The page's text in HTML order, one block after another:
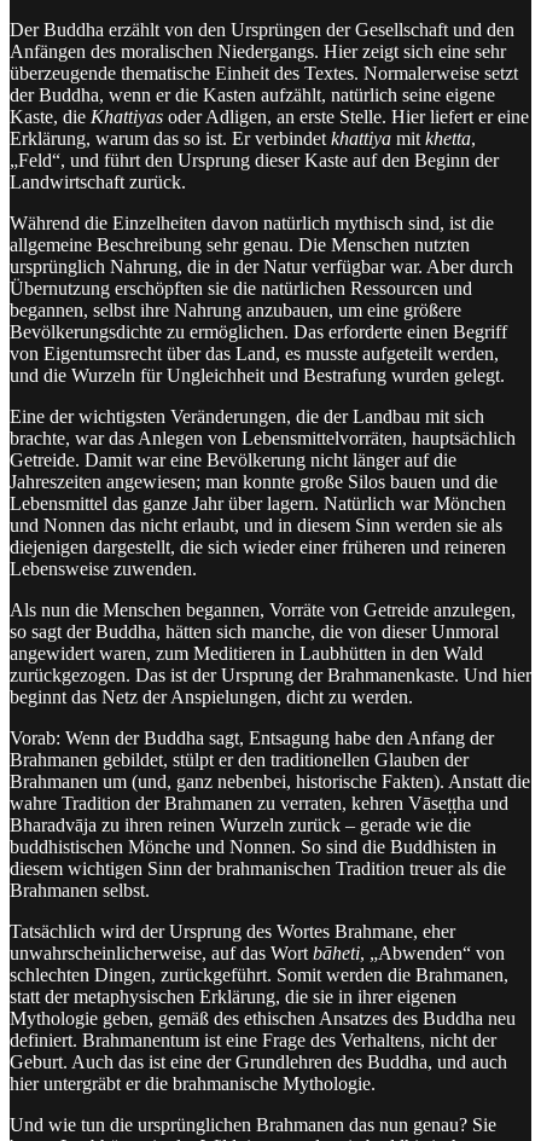
Der Buddha erzählt von den Ursprüngen der Gesellschaft und den
Anfängen des moralischen Niedergangs. Hier zeigt sich eine sehr
überzeugende thematische Einheit des Textes. Normalerweise setzt
der Buddha, wenn er die Kasten aufzählt, natürlich seine eigene
Kaste, die Khattiyas oder Adligen, an erste Stelle. Hier liefert er eine
Erklärung, warum das so ist. Er verbindet khattiya mit khetta,
„Feld“, und führt den Ursprung dieser Kaste auf den Beginn der
Landwirtschaft zurück.
Während die Einzelheiten davon natürlich mythisch sind, ist die
allgemeine Beschreibung sehr genau. Die Menschen nutzten
ursprünglich Nahrung, die in der Natur verfügbar war. Aber durch
Übernutzung erschöpften sie die natürlichen Ressourcen und
begannen, selbst ihre Nahrung anzubauen, um eine größere
Bevölkerungsdichte zu ermöglichen. Das erforderte einen Begriff
von Eigentumsrecht über das Land, es musste aufgeteilt werden,
und die Wurzeln für Ungleichheit und Bestrafung wurden gelegt.
Eine der wichtigsten Veränderungen, die der Landbau mit sich
brachte, war das Anlegen von Lebensmittelvorräten, hauptsächlich
Getreide. Damit war eine Bevölkerung nicht länger auf die
Jahreszeiten angewiesen; man konnte große Silos bauen und die
Lebensmittel das ganze Jahr über lagern. Natürlich war Mönchen
und Nonnen das nicht erlaubt, und in diesem Sinn werden sie als
diejenigen dargestellt, die sich wieder einer früheren und reineren
Lebensweise zuwenden.
Als nun die Menschen begannen, Vorräte von Getreide anzulegen,
so sagt der Buddha, hätten sich manche, die von dieser Unmoral
angewidert waren, zum Meditieren in Laubhütten in den Wald
zurückgezogen. Das ist der Ursprung der Brahmanenkaste. Und hier
beginnt das Netz der Anspielungen, dicht zu werden.
Vorab: Wenn der Buddha sagt, Entsagung habe den Anfang der
Brahmanen gebildet, stülpt er den traditionellen Glauben der
Brahmanen um (und, ganz nebenbei, historische Fakten). Anstatt die
wahre Tradition der Brahmanen zu verraten, kehren Vāseṭṭha und
Bharadvāja zu ihren reinen Wurzeln zurück – gerade wie die
buddhistischen Mönche und Nonnen. So sind die Buddhisten in
diesem wichtigen Sinn der brahmanischen Tradition treuer als die
Brahmanen selbst.
Tatsächlich wird der Ursprung des Wortes Brahmane, eher
unwahrscheinlicherweise, auf das Wort bāheti, „Abwenden“ von
schlechten Dingen, zurückgeführt. Somit werden die Brahmanen,
statt der metaphysischen Erklärung, die sie in ihrer eigenen
Mythologie geben, gemäß des ethischen Ansatzes des Buddha neu
definiert. Brahmanentum ist eine Frage des Verhaltens, nicht der
Geburt. Auch das ist eine der Grundlehren des Buddha, und auch
hier untergräbt er die brahmanische Mythologie.
Und wie tun die ursprünglichen Brahmanen das nun genau? Sie